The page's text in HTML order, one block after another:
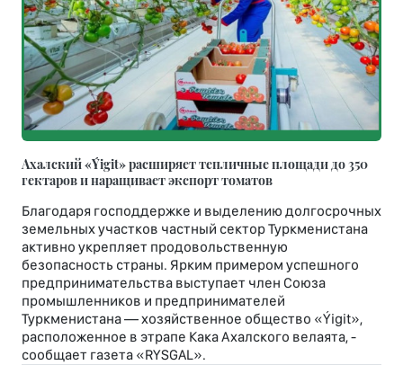
Ахалский «Ýigit» расширяет тепличные площади до 350
гектаров и наращивает экспорт томатов
Благодаря господдержке и выделению долгосрочных
земельных участков частный сектор Туркменистана
активно укрепляет продовольственную
безопасность страны. Ярким примером успешного
предпринимательства выступает член Союза
промышленников и предпринимателей
Туркменистана — хозяйственное общество «Ýigit»,
расположенное в этрапе Кака Ахалского велаята, -
сообщает газета «RYSGAL».